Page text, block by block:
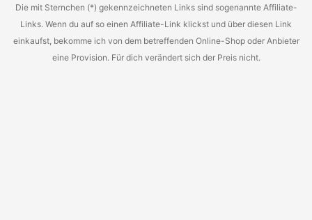
Entfernung zu meiner Leinwand eine Wand, die sich für eine
Befestigung eignet. ...
Die mit Sternchen (*) gekennzeichneten Links sind sogenannte Affiliate-
Links. Wenn du auf so einen Affiliate-Link klickst und über diesen Link
einkaufst, bekomme ich von dem betreffenden Online-Shop oder Anbieter
eine Provision. Für dich verändert sich der Preis nicht.